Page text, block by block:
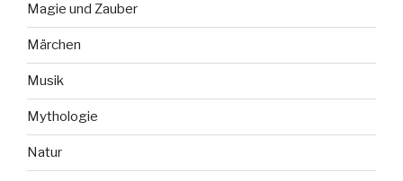
Magie und Zauber
Märchen
Musik
Mythologie
Natur